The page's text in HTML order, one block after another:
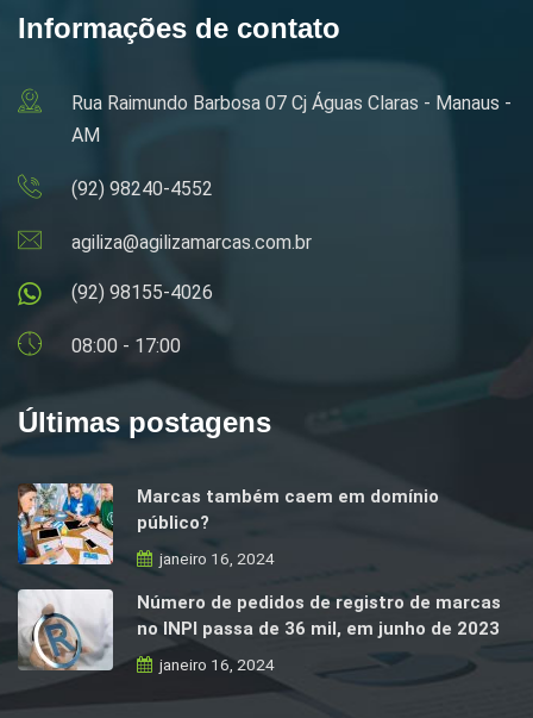
Informações de contato
Rua Raimundo Barbosa 07 Cj Águas Claras - Manaus -
AM
(92) 98240-4552
agiliza@agilizamarcas.com.br
(92) 98155-4026
08:00 - 17:00
Últimas postagens
Marcas também caem em domínio
público?
janeiro 16, 2024
Número de pedidos de registro de marcas
no INPI passa de 36 mil, em junho de 2023
janeiro 16, 2024